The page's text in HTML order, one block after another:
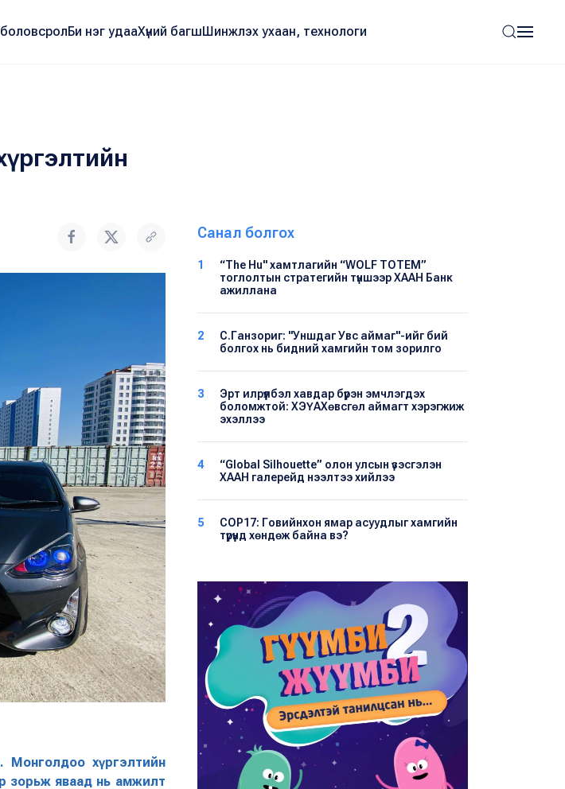
боловсролБи нэг удааХүний багшШинжлэх ухаан, технологи
Монголдоо хүргэлтийн
зорьж яваад нь амжилт
Санал болгох
1
“The Hu" хамтлагийн “WOLF TOTEM”
тоглолтын стратегийн түншээр ХААН Банк
ажиллана
2
С.Ганзориг: "Уншдаг Увс аймаг"-ийг бий
болгох нь бидний хамгийн том зорилго
3
Эрт илрүүлбэл хавдар бүрэн эмчлэгдэх
боломжтой: ХЭҮА​Хөвсгөл аймагт хэрэгжиж
эхэллээ
4
“Global Silhouette” олон улсын үзэсгэлэн
ХААН галерейд нээлтээ хийлээ
5
COP17: Говийнхон ямар асуудлыг хамгийн
түрүүнд хөндөж байна вэ?